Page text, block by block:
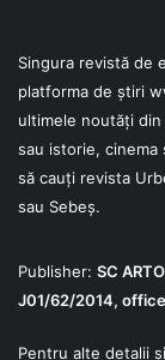
Singura revistă de
platforma de știri
ultimele noutăți
sau istorie,
să cauți revista
sau Sebeș.
Publisher: SC
J01/62/2014,
Pentru alte detalii